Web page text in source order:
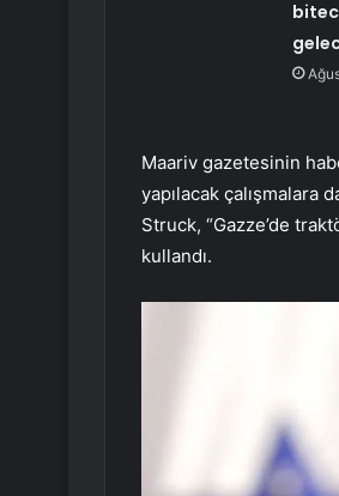
Maariv gazetesinin
yapılacak çalışmalara
Struck, “Gazze’de
kullandı.